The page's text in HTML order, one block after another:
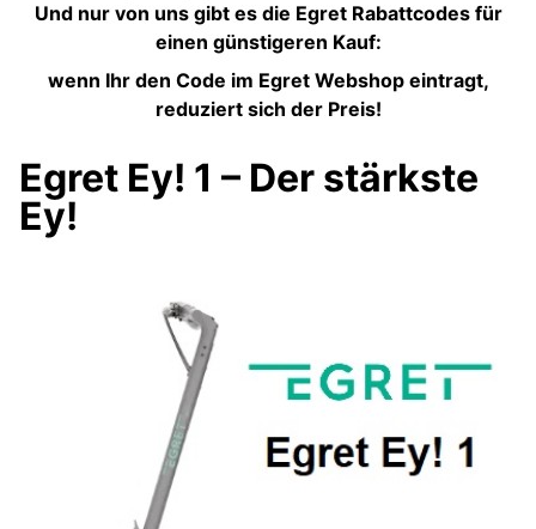
Und nur von uns gibt es die Egret Rabattcodes für
einen günstigeren Kauf:
wenn Ihr den Code im Egret Webshop eintragt,
reduziert sich der Preis!
Egret Ey! 1 – Der stärkste
Ey!